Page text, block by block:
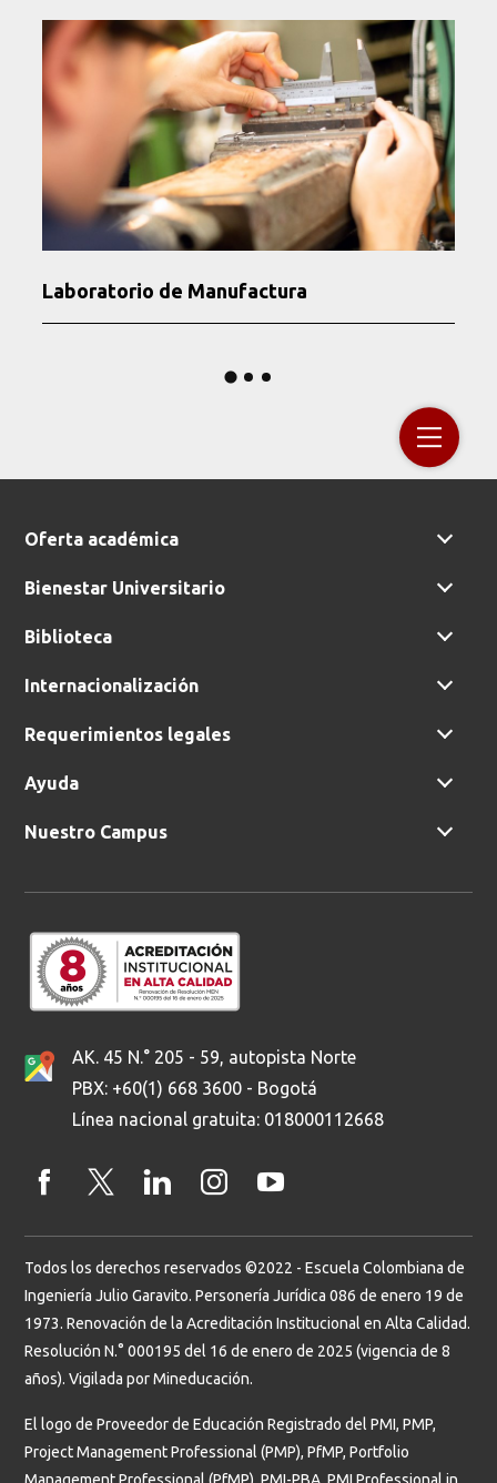
Laboratorio de Manufactura
Oferta académica
Bienestar Universitario
Biblioteca
Internacionalización
Requerimientos legales
Ayuda
Nuestro Campus
AK. 45 N.° 205 - 59, autopista Norte
PBX: +60(1) 668 3600 - Bogotá
Línea nacional gratuita: 018000112668
Todos los derechos reservados ©2022 - Escuela Colombiana de
Ingeniería Julio Garavito. Personería Jurídica 086 de enero 19 de
1973. Renovación de la Acreditación Institucional en Alta Calidad.
Resolución N.° 000195 del 16 de enero de 2025 (vigencia de 8
años). Vigilada por Mineducación.
El logo de Proveedor de Educación Registrado del PMI, PMP,
Project Management Professional (PMP), PfMP, Portfolio